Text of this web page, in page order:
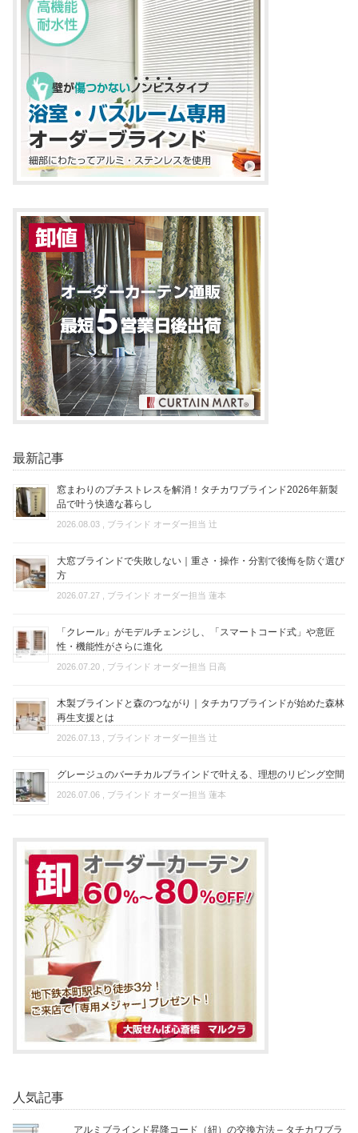
最新記事
窓まわりのプチストレスを解消！タチカワブラインド2026年新製
品で叶う快適な暮らし
2026.08.03 , ブラインド オーダー担当 辻
大窓ブラインドで失敗しない｜重さ・操作・分割で後悔を防ぐ選び
方
2026.07.27 , ブラインド オーダー担当 蓮本
「クレール」がモデルチェンジし、「スマートコード式」や意匠
性・機能性がさらに進化
2026.07.20 , ブラインド オーダー担当 日高
木製ブラインドと森のつながり｜タチカワブラインドが始めた森林
再生支援とは
2026.07.13 , ブラインド オーダー担当 辻
グレージュのバーチカルブラインドで叶える、理想のリビング空間
2026.07.06 , ブラインド オーダー担当 蓮本
人気記事
アルミブラインド昇降コード（紐）の交換方法 – タチカワブラ